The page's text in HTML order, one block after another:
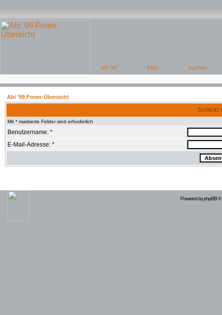
Abi '99 Foren-Übersicht
Schickt
Mit * markierte Felder sind erforderlich
Benutzername: *
E-Mail-Adresse: *
Powered byphpBB©